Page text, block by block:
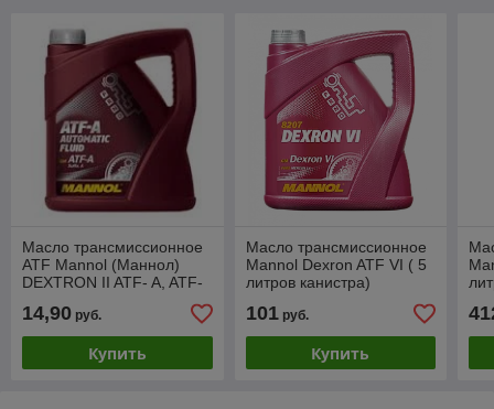
Масло трансмиссионное
ATF Mannol (Маннол)
DEXTRON II ATF- A, ATF-
14,90 руб.
Купить
Масло трансмиссионное
Mannol Dexron ATF VI ( 5
литров канистра)
101руб.
Купить